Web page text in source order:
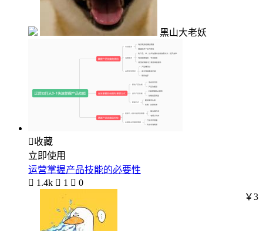
黑山大老妖
收藏
立即使用
运营掌握产品技能的必要性
 1.4k  1  0
￥3